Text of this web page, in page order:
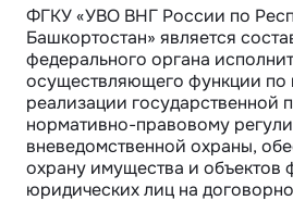
ФГКУ «УВО ВНГ России по
Башкортостан» является
федерального органа
осуществляющего функции по
реализации государственной
нормативно-правовому
вневедомственной охраны,
охрану имущества и объектов
юридических лиц на